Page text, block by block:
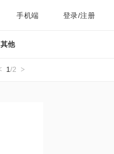
手机端 登录/注册
其他
1/2